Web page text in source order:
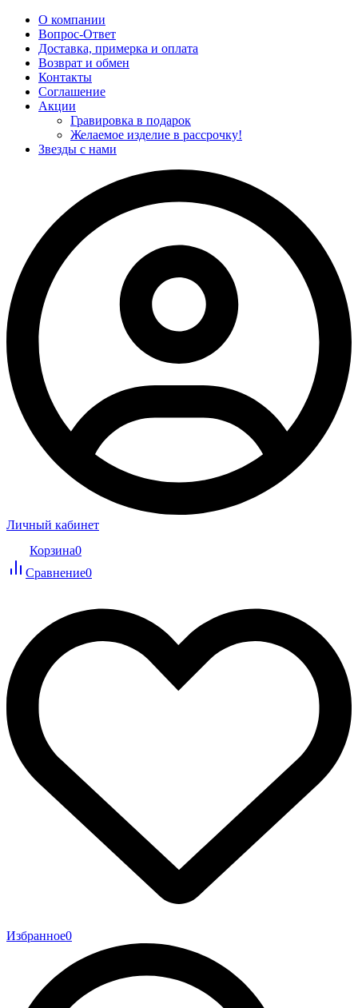
О компании
Вопрос-Ответ
Доставка, примерка и оплата
Возврат и обмен
Контакты
Соглашение
Акции
Гравировка в подарок
Желаемое изделие в рассрочку!
Звезды с нами
Личный кабинет
Корзина0
Сравнение0
Избранное0